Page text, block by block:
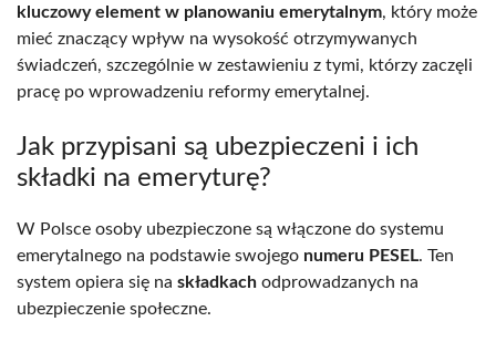
kluczowy element w planowaniu emerytalnym, który może
mieć znaczący wpływ na wysokość otrzymywanych
świadczeń, szczególnie w zestawieniu z tymi, którzy zaczęli
pracę po wprowadzeniu reformy emerytalnej.
Jak przypisani są ubezpieczeni i ich
składki na emeryturę?
W Polsce osoby ubezpieczone są włączone do systemu
emerytalnego na podstawie swojego numeru PESEL. Ten
system opiera się na składkach odprowadzanych na
ubezpieczenie społeczne.